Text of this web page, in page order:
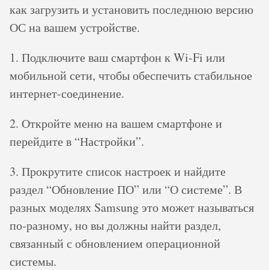
как загрузить и установить последнюю версию
ОС на вашем устройстве.
1. Подключите ваш смартфон к Wi-Fi или
мобильной сети, чтобы обеспечить стабильное
интернет-соединение.
2. Откройте меню на вашем смартфоне и
перейдите в “Настройки”.
3. Прокрутите список настроек и найдите
раздел “Обновление ПО” или “О системе”. В
разных моделях Samsung это может называться
по-разному, но вы должны найти раздел,
связанный с обновлением операционной
системы.